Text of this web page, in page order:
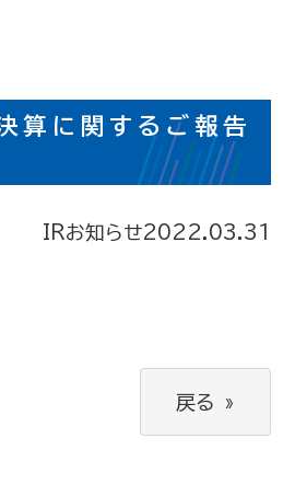
算に関するご報告
IRお知らせ2022.03.31
戻る »